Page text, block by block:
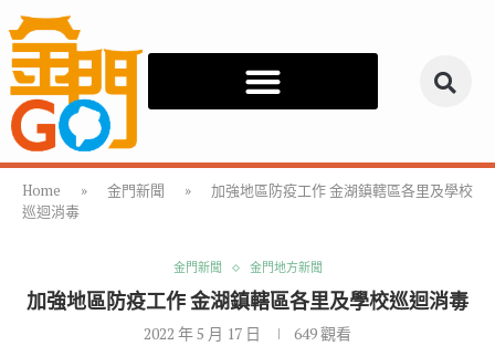
Home » 金門新聞 »
加強地區防疫工作 金湖鎮轄區各里及學校
巡迴消毒
金門新聞 金門地方新聞
加強地區防疫工作 金湖鎮轄區各里及學校巡迴消毒
2022 年 5 月 17 日 649觀看